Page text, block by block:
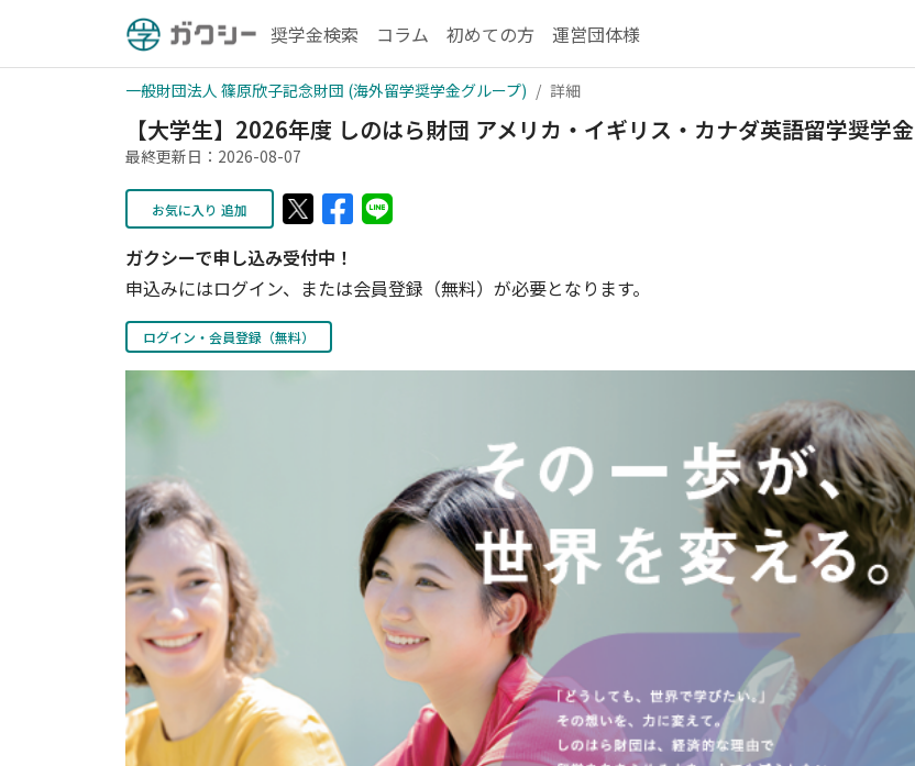
奨学金検索 コラム 初めての方 運営団体様
一般財団法人 篠原欣子記念財団 (海外留学奨学金グループ) 詳細
【大学生】2026年度 しのはら財団 アメリカ・イギリス・カナダ英語留学奨学金
最終更新日：2026-08-07
お気に入り 追加
ガクシーで申し込み受付中！
申込みにはログイン、または会員登録（無料）が必要となります。
ログイン・会員登録（無料）